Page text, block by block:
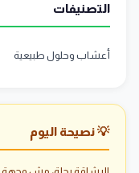
التصنيفات
أعشاب وحلول طبيعية
💡 نصيحة اليوم